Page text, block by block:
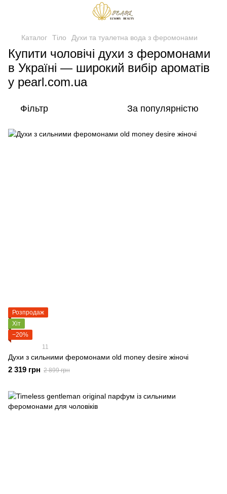
Каталог Тіло Духи та туалетна вода з феромонами
Купити чоловічі духи з феромонами
в Україні — широкий вибір ароматів
у pearl.com.ua
Фільтр За популярністю
Розпродаж
Хіт
−20%
11
Духи з сильними феромонами old money desire жіночі
2 319 грн 2 899 грн